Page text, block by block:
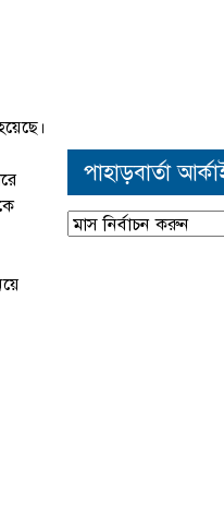
পাহাড়বার্তা
পাহাড়বার্তা
আর্কাইভ